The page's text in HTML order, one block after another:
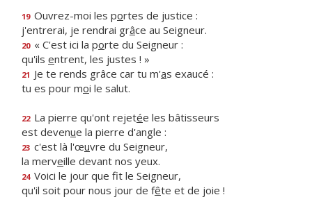
19 Ouvrez-moi les portes de justice :
j'entrerai, je rendrai grâce au Seigneur.
20 « C'est ici la porte du Seigneur :
qu'ils entrent, les justes ! »
21 Je te rends grâce car tu m'as exaucé :
tu es pour moi le salut.
22 La pierre qu'ont rejetée les bâtisseurs
est devenue la pierre d'angle :
23 c'est là l'œuvre du Seigneur,
la merveille devant nos yeux.
24 Voici le jour que ft le Seigneur,
qu'il soit pour nous jour de fête et de joie !